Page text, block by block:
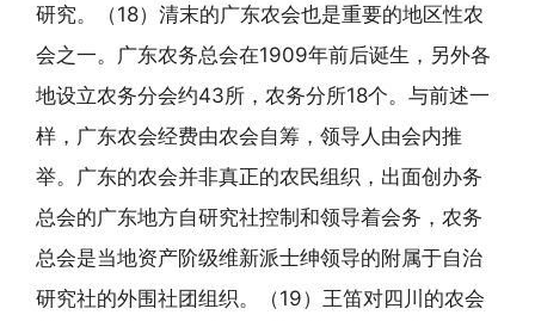
研究。（18）清末的广东农会也是重要的地区性农
会之一。广东农务总会在1909年前后诞生，另外各
地设立农务分会约43所，农务分所18个。与前述一
样，广东农会经费由农会自筹，领导人由会内推
举。广东的农会并非真正的农民组织，出面创办务
总会的广东地方自研究社控制和领导着会务，农务
总会是当地资产阶级维新派士绅领导的附属于自治
研究社的外围社团组织。（19）王笛对四川的农会